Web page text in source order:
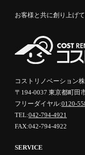
お客様と共に創り上げ
コストリノベーション
〒194-0037 東京都町田
フリーダイヤル:0120-
TEL:042-794-4921
FAX:042-794-4922
SERVICE